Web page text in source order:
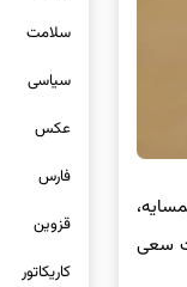
سعی
سلامت
سیاسی
عکس
فارس
قزوین
کاریکاتور